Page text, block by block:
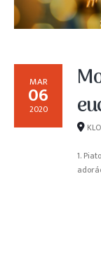
MAR
06
2020
1.